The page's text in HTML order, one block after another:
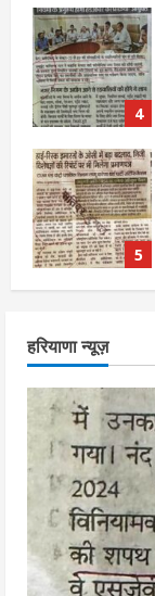
5
1
2
3
हरियाणा न्यूज़